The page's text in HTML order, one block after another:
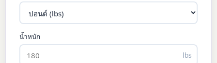
น้ำหนัก
lbs